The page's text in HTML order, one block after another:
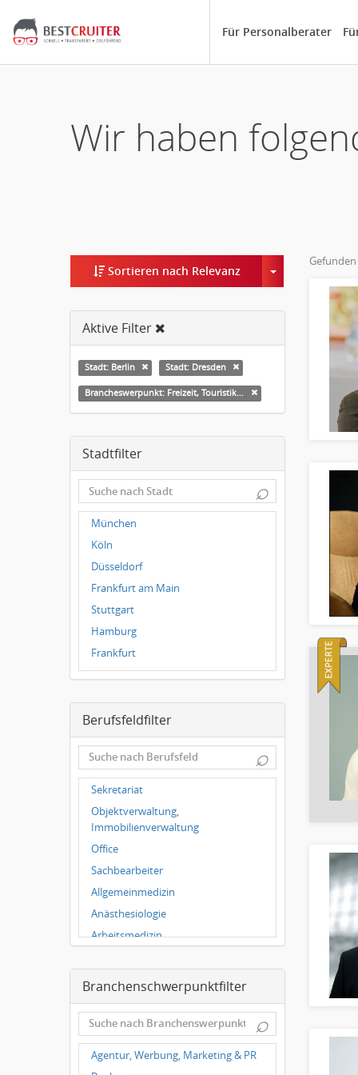
Für Personalberater
Wir haben
Sortieren nach Relevanz Toggle
Aktive Filter
Stadt: Berlin Stadt: Dresden
Brancheswerpunkt: Freizeit, Touristik, Kultur & Sport
Stadtfilter
⌕
München
Köln
Düsseldorf
Frankfurt am Main
Stuttgart
Hamburg
Frankfurt
Magdeburg
Dortmund
Wuppertal
Hallbergmoos
Würzburg
Grünwald
Ulm
Bielefeld
Hannover
Duisburg
Berufsfeldfilter
⌕
Sekretariat
Objektverwaltung,
Immobilienverwaltung
Office
Sachbearbeiter
Allgemeinmedizin
Anästhesiologie
Arbeitsmedizin
Chirurgie
Frauenheilkunde, Geburtshilfe
Hals-Nasen-Ohrenheilkunde
Hautkrankheiten,
Geschlechtskrankheiten
Branchenschwerpunktfilter
⌕
Agentur, Werbung, Marketing & PR